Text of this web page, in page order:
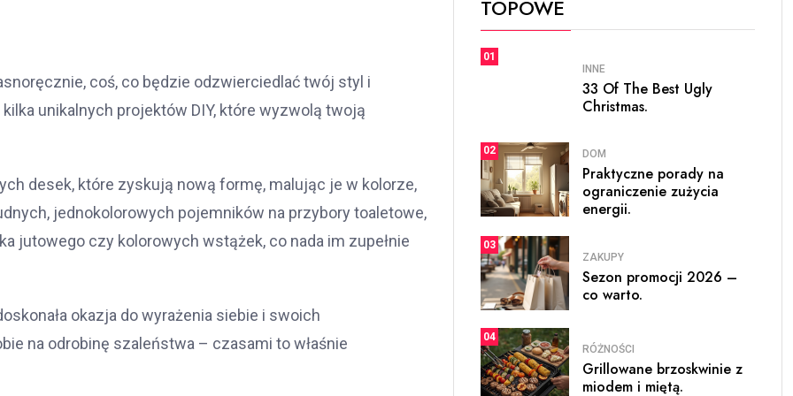
coś, co będzie odzwierciedlać twój styl i
unikalnych projektów DIY, które wyzwolą twoją
desek, które zyskują nową formę, malując je w kolorze,
jednokolorowych pojemników na przybory toaletowe,
jutowego czy kolorowych wstążek, co nada im zupełnie
okazja do wyrażenia siebie i swoich
na odrobinę szaleństwa – czasami to właśnie
TOPOWE
01
INNE
33 Of The Best Ugly
Christmas.
02 DOM
Praktyczne porady na
ograniczenie zużycia
energii.
03
ZAKUPY
Sezon promocji 2026 –
co warto.
04
RÓŻNOŚCI
Grillowane brzoskwinie z
miodem i miętą.